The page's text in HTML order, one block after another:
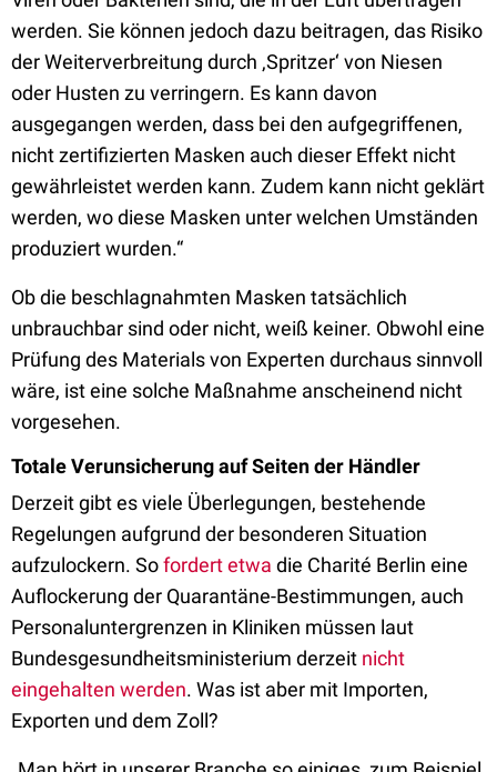
werden. Sie können jedoch dazu beitragen, das Risiko
der Weiterverbreitung durch ‚Spritzer‘ von Niesen
oder Husten zu verringern. Es kann davon
ausgegangen werden, dass bei den aufgegriffenen,
nicht zertifizierten Masken auch dieser Effekt nicht
gewährleistet werden kann. Zudem kann nicht geklärt
werden, wo diese Masken unter welchen Umständen
produziert wurden.“
Ob die beschlagnahmten Masken tatsächlich
unbrauchbar sind oder nicht, weiß keiner. Obwohl eine
Prüfung des Materials von Experten durchaus sinnvoll
wäre, ist eine solche Maßnahme anscheinend nicht
vorgesehen.
Totale Verunsicherung auf Seiten der Händler
Derzeit gibt es viele Überlegungen, bestehende
Regelungen aufgrund der besonderen Situation
aufzulockern. Sofordert etwa die Charité Berlin eine
Auflockerung der Quarantäne-Bestimmungen, auch
Personaluntergrenzen in Kliniken müssen laut
Bundesgesundheitsministerium derzeit nicht
eingehalten werden. Was ist aber mit Importen,
Exporten und dem Zoll?